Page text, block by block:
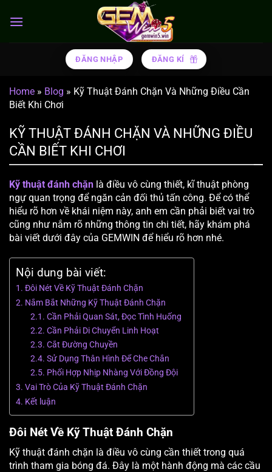
đến
ĐĂNG NHẬP ĐĂNG KÍ
Home » Blog » Kỹ Thuật Đánh Chặn Và Những Điều Cần
Biết Khi Chơi
KỸ THUẬT ĐÁNH CHẶN VÀ NHỮNG ĐIỀU
CẦN BIẾT KHI CHƠI
Kỹ thuật đánh chặn là điều vô cùng thiết, kĩ thuật phòng
ngự quan trọng để ngăn cản đối thủ tấn công. Để có thể
hiểu rõ hơn về khái niệm này, anh em cần phải biết vai trò
cũng như nắm rõ những thông tin chi tiết, hãy khám phá
bài viết dưới đây của GEMWIN để hiểu rõ hơn nhé.
Nội dung bài viết:
Đôi Nét Về Kỹ Thuật Đánh Chặn
Nắm Bắt Những Kỹ Thuật Đánh Chặn
Cần Phải Quan Sát, Đọc Tình Huống
Cần Phải Di Chuyển Linh Hoạt
Cắt Đường Chuyền
Sử Dụng Thân Hình Để Che Chắn
Phối Hợp Nhịp Nhàng Với Đồng Đội
Vai Trò Của Kỹ Thuật Đánh Chặn
Kết luận
Đôi Nét Về Kỹ Thuật Đánh Chặn
Kỹ thuật đánh chặn là điều vô cùng cần thiết trong quá
trình tham gia bóng đá. Đây là một hành động mà các cầu